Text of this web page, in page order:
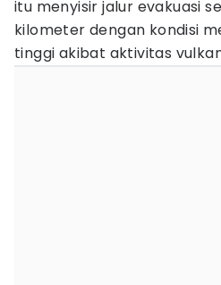
itu menyisir jalur evakuasi
kilometer dengan kondisi
tinggi akibat aktivitas